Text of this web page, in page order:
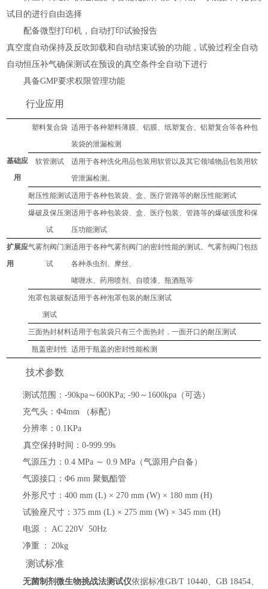
试目的进行自由选择
配备微型打印机，自动打印试验报告
真空度自动保持及反吹卸载和自动结束试验的功能，试验过程全自动
自动恒压补气确保测试在预设的真空条件全自动下进行
具备GMP要求权限管理功能
行业应用
塑料复合袋 适用于各种塑料薄膜、铝膜、纸塑复合、铝塑复合等各种包
装袋的泄漏检测
基础应
用
软管测试
适用于各种洗化用品包装用软管以及其它领域物品包装用软
管泄漏检测 。
耐压性能测试适用于各种包装袋、盒、 医疗管路等的耐压性能测试
爆破及保压测
试
适用于各种包装袋、盒、 医疗包装、管路等的爆破强度和保
压功能测试
扩展应
用
气雾剂阀门测
试
适用于各种气雾剂阀门的密封性能的测试。气雾剂阀门包括
各种杀虫剂、摩丝、
啫喱水、药用喷剂、自喷漆、瓶酒瓶等
泡罩包装破裂
测试
适用于各种泡罩包装的耐压测试
三面热封材料适用于包装袋只有三个面热封，一面开口的耐压测试
瓶盖密封性 适用于瓶盖的密封性能检测
技术参数
测试范围：-90kpa～600KPa; -90～1600kpa（可选）
充气头：Φ4mm （标配）
分辨率：0.1KPa
真空保持时间：0-999.99s
气源压力：0.4 MPa ～ 0.9 MPa（气源用户自备）
气源接口：Φ6 mm 聚氨酯管
外形尺寸：400 mm (L) × 270 mm (W) × 180 mm (H)
试验座尺寸：375 mm (L) × 275 mm (W) × 345 mm (H)
电源 ：
AC 220V 50Hz
净重 ： 20kg
测试标准
无菌制剂微生物挑战法测试仪依据标准GB/T 10440、GB 18454、